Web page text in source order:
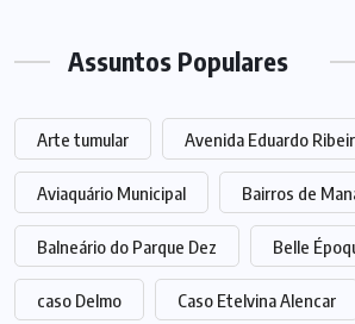
Assuntos Populares
Arte tumular Avenida Eduardo
Aviaquário Municipal Bairros de
Balneário do Parque Dez Belle
caso Delmo Caso Etelvina Alencar